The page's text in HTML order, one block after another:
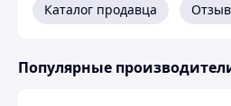
Ширина
Каталог продавца
Популярные